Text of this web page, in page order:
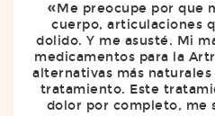
Me preocupe por que
cuerpo, articulaciones
dolido. Y me asusté. Mi
medicamentos para la
alternativas más
tratamiento. Este
dolor por completo, me